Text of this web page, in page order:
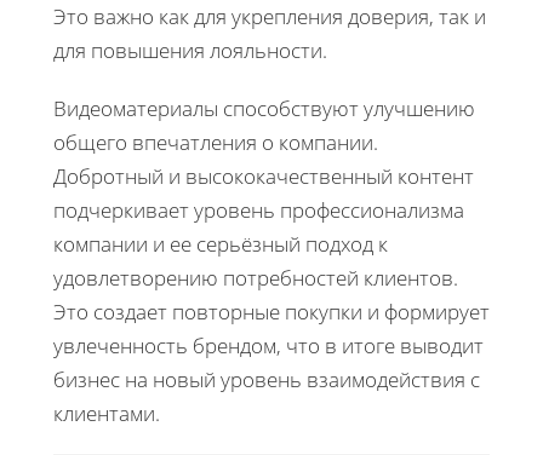
Это важно как для укрепления доверия, так и
для повышения лояльности.
Видеоматериалы способствуют улучшению
общего впечатления о компании.
Добротный и высококачественный контент
подчеркивает уровень профессионализма
компании и ее серьёзный подход к
удовлетворению потребностей клиентов.
Это создает повторные покупки и формирует
увлеченность брендом, что в итоге выводит
бизнес на новый уровень взаимодействия с
клиентами.